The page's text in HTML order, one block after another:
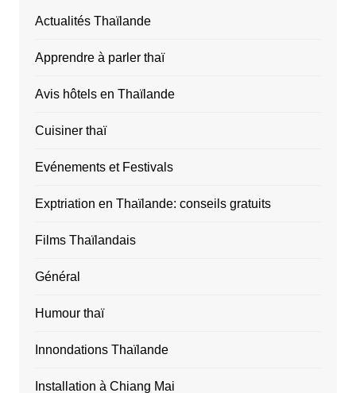
Actualités Thaïlande
Apprendre à parler thaï
Avis hôtels en Thaïlande
Cuisiner thaï
Evénements et Festivals
Exptriation en Thaïlande: conseils gratuits
Films Thaïlandais
Général
Humour thaï
Innondations Thaïlande
Installation à Chiang Mai